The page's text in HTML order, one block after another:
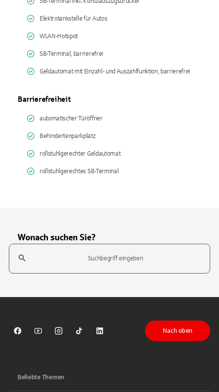
Elektrotankstelle für Autos
WLAN-Hotspot
SB-Terminal, barrierefrei
Geldautomat mit Einzahl- und Auszahlfunktion, barrierefrei
Barrierefreiheit
automatischer Türöffner
Behindertenparkplatz
rollstuhlgerechter Geldautomat
rollstuhlgerechtes SB-Terminal
Wonach suchen Sie?
Suchfeld
Sparkasse auf Facebook
Sparkasse auf Youtube
Sparkasse auf Instagram
Sparkasse auf TikTok
Sparkasse auf LinkedIn
Nach oben
Beliebte Themen